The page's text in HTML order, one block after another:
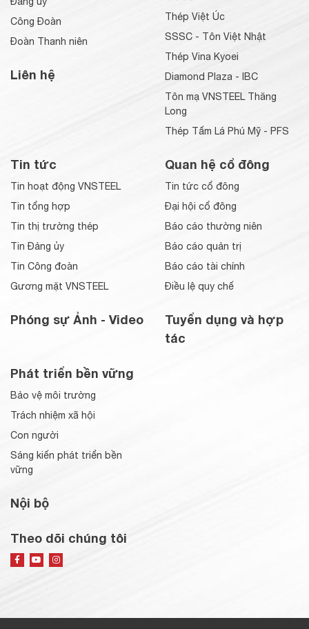
Công Đoàn
Đoàn Thanh niên
Liên hệ
Thép Việt Úc
SSSC - Tôn Việt Nhật
Thép Vina Kyoei
Diamond Plaza - IBC
Tôn mạ VNSTEEL Thăng
Long
Thép Tấm Lá Phú Mỹ - PFS
Tin tức
Tin hoạt động VNSTEEL
Tin tổng hợp
Tin thị trường thép
Tin Đảng ủy
Tin Công đoàn
Gương mặt VNSTEEL
Phóng sự Ảnh - Video
Quan hệ cổ đông
Tin tức cổ đông
Đại hội cổ đông
Báo cáo thường niên
Báo cáo quản trị
Báo cáo tài chính
Điều lệ quy chế
Tuyển dụng và hợp
tác
Phát triển bền vững
Bảo vệ môi trường
Trách nhiệm xã hội
Con người
Sáng kiến phát triển bền
vững
Nội bộ
Theo dõi chúng tôi